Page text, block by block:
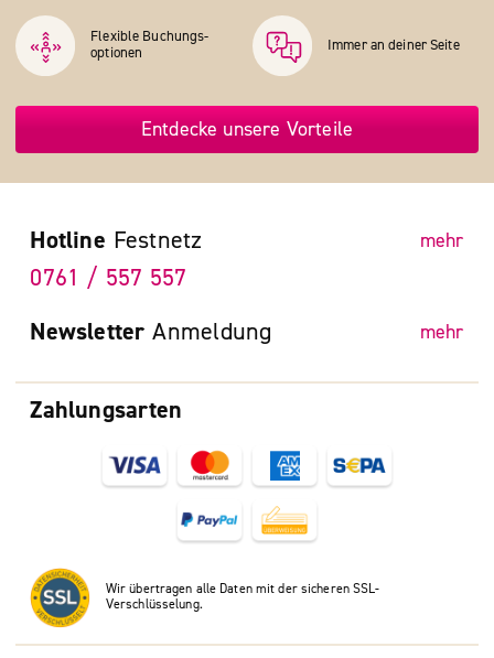
Flexible Buchungs­
optionen
Immer an deiner Seite
Entdecke unsere Vorteile
Zahlungsarten
Wir übertragen alle Daten mit der sicheren SSL-
Verschlüsselung.
Hotline Festnetz mehr
0761 / 557 557
Newsletter Anmeldung mehr